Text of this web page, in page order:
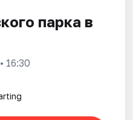
парка в
16:30